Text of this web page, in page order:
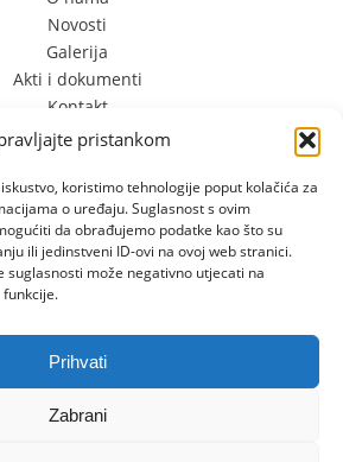
pristankom
koristimo tehnologije poput kolačića za
o uređaju. Suglasnost s ovim
da obrađujemo podatke kao što su
ili jedinstveni ID-ovi na ovoj web stranici.
suglasnosti može negativno utjecati na
Prihvati
Zabrani
Novosti
Galerija
Akti i dokumenti
Kontakt
Info
(0) 52 556 610